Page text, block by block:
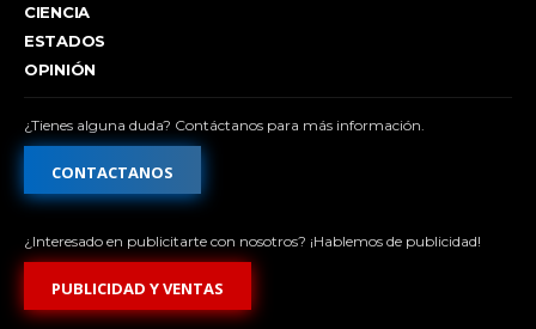
CIENCIA
ESTADOS
OPINIÓN
¿Tienes alguna duda? Contáctanos para más información.
CONTACTANOS
¿Interesado en publicitarte con nosotros? ¡Hablemos de publicidad!
PUBLICIDAD Y VENTAS